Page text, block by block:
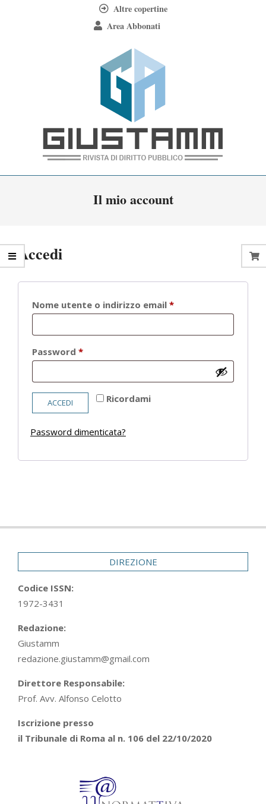
Altre copertine
Area Abbonati
Giustamm
Il mio account
Accedi
Nome utente o indirizzo email *Richiesto
Password *Richiesto
Ricordami
ACCEDI
Password dimenticata?
05-
DIREZIONE
Codice ISSN:
1972-3431
Redazione:
Giustamm
redazione.giustamm@gmail.com
Direttore Responsabile:
Prof. Avv. Alfonso Celotto
Iscrizione presso
il Tribunale di Roma al n. 106 del 22/10/2020